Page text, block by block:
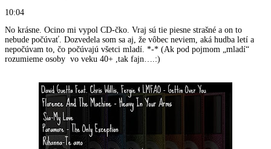
10:04
No krásne. Ocino mi vypol CD-čko. Vraj sú tie piesne strašné a on to
nebude počúvať. Dozvedela som sa aj, že vôbec neviem, aká hudba letí a
nepočúvam to, čo počúvajú všetci mladí. *-* (Ak pod pojmom „mladí“
rozumieme osoby vo veku 40+ ,tak fajn….:)